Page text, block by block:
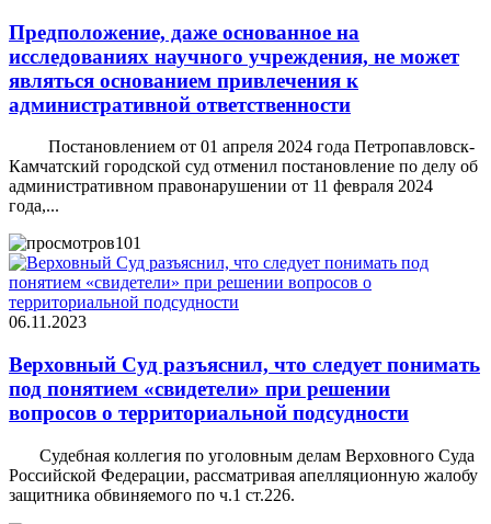
Предположение, даже основанное на
исследованиях научного учреждения, не может
являться основанием привлечения к
административной ответственности
Постановлением от 01 апреля 2024 года Петропавловск-
Камчатский городской суд отменил постановление по делу об
административном правонарушении от 11 февраля 2024
года,...
101
06.11.2023
Верховный Суд разъяснил, что следует понимать
под понятием «свидетели» при решении
вопросов о территориальной подсудности
Судебная коллегия по уголовным делам Верховного Суда
Российской Федерации, рассматривая апелляционную жалобу
защитника обвиняемого по ч.1 ст.226.